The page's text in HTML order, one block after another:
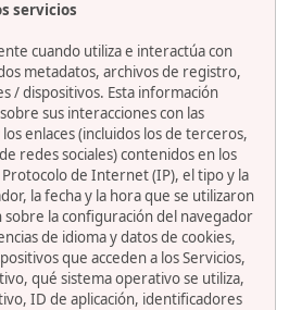
servicios
cuando utiliza e interactúa con
metadatos, archivos de registro,
/ dispositivos. Esta información
sus interacciones con las
enlaces (incluidos los de terceros,
redes sociales) contenidos en los
de Internet (IP), el tipo y la
la fecha y la hora que se utilizaron
sobre la configuración del navegador
de idioma y datos de cookies,
que acceden a los Servicios,
qué sistema operativo se utiliza,
ID de aplicación, identificadores